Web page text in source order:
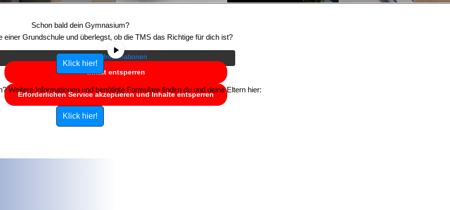
eigentlichen Inhalt zuzugreifen, klicken Sie auf die Schaltfläche unten.
Bitte beachten Sie, dass dabei Daten an Drittanbieter weitergegeben
werden.
Mehr Informationen
Inhalt entsperren
Erforderlichen Service akzeptieren und Inhalte entsperren
Schon bald dein Gymnasium?
einer Grundschule und überlegst, ob die TMS das Richtige für dich ist?
Klick hier!
Weitere Informationen und benötigte Formulare finden du und deine Eltern hier:
Klick hier!